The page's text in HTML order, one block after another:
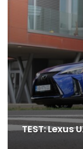
TEST: